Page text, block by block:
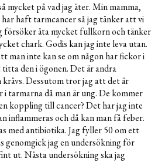
mycket på vad jag äter. Min mamma,
haft tarmcancer så jag tänker att vi
försöker äta mycket fullkorn och tänker
chark. Godis kan jag inte leva utan.
man inte kan se om någon har fickor i
den i ögonen. Det är andra
krävs. Dessutom tror jag att det är
tarmarna då man är ung. De kommer
koppling till cancer? Det har jag inte
inflammeras och då kan man få feber.
med antibiotika. Jag fyller 50 om ett
genomgick jag en undersökning för
ut. Nästa undersökning ska jag